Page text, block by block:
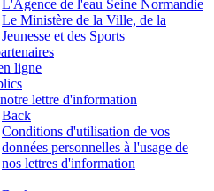
L'Agence de l'eau Seine Normandie
Le Ministère de la Ville, de la
Jeunesse et des Sports
ligne
lettre d'information
Back
Conditions d'utilisation de vos
données personnelles à l'usage de
nos lettres d'information